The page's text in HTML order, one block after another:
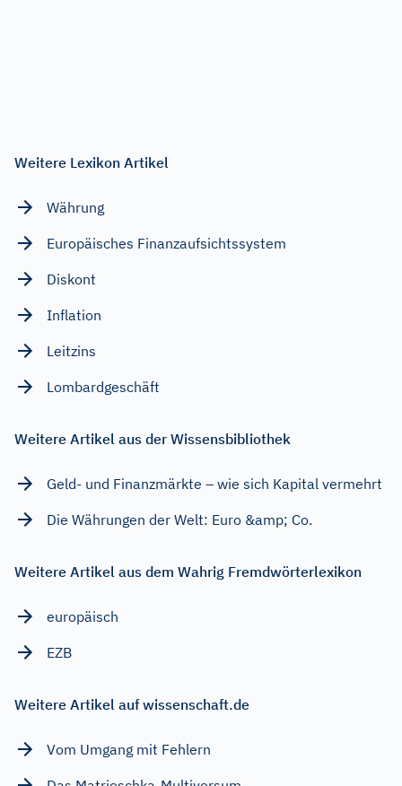
Weitere Lexikon Artikel
Währung
Europäisches Finanzaufsichtssystem
Diskont
Inflation
Leitzins
Lombardgeschäft
Weitere Artikel aus der Wissensbibliothek
Geld- und Finanzmärkte – wie sich Kapital vermehrt
Die Währungen der Welt: Euro &amp; Co.
Weitere Artikel aus dem Wahrig Fremdwörterlexikon
europäisch
EZB
Weitere Artikel auf wissenschaft.de
Vom Umgang mit Fehlern